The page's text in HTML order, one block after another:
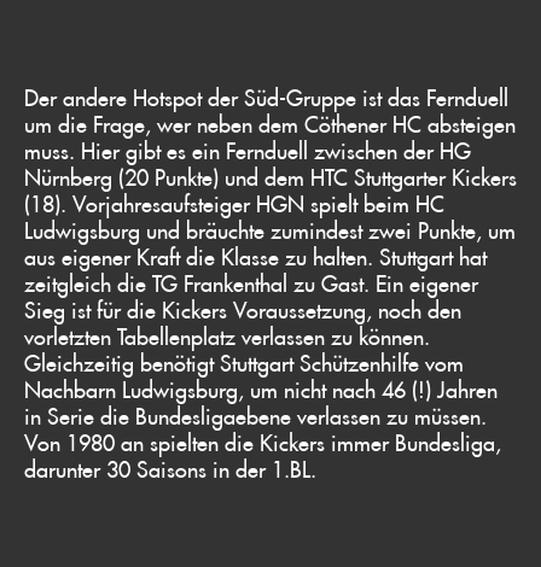
Der andere Hotspot der Süd-Gruppe ist das Fernduell
um die Frage, wer neben dem Cöthener HC absteigen
muss. Hier gibt es ein Fernduell zwischen der HG
Nürnberg (20 Punkte) und dem HTC Stuttgarter Kickers
(18). Vorjahresaufsteiger HGN spielt beim HC
Ludwigsburg und bräuchte zumindest zwei Punkte, um
aus eigener Kraft die Klasse zu halten. Stuttgart hat
zeitgleich die TG Frankenthal zu Gast. Ein eigener
Sieg ist für die Kickers Voraussetzung, noch den
vorletzten Tabellenplatz verlassen zu können.
Gleichzeitig benötigt Stuttgart Schützenhilfe vom
Nachbarn Ludwigsburg, um nicht nach 46 (!) Jahren
in Serie die Bundesligaebene verlassen zu müssen.
Von 1980 an spielten die Kickers immer Bundesliga,
darunter 30 Saisons in der 1.BL.